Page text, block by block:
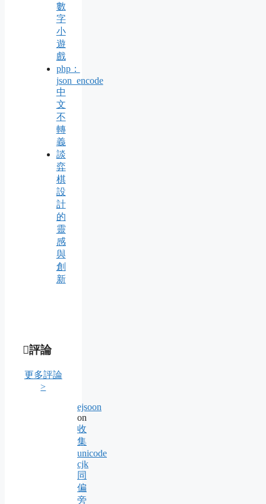
數
字
小
遊
戲
php：
json_encode
中
文
不
轉
義
談
弈
棋
設
計
的
靈
感
與
創
新
評論
更多評論
>
ejsoon
on
收
集
unicode
cjk
同
偏
旁